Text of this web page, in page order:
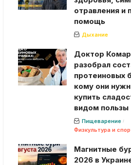
отравления и
помощь
Дыхание
Доктор
разобрал
протеиновых
кому они
купить
видом пользы
Пищеварение
Физкультура и
Магнитные
2026 в